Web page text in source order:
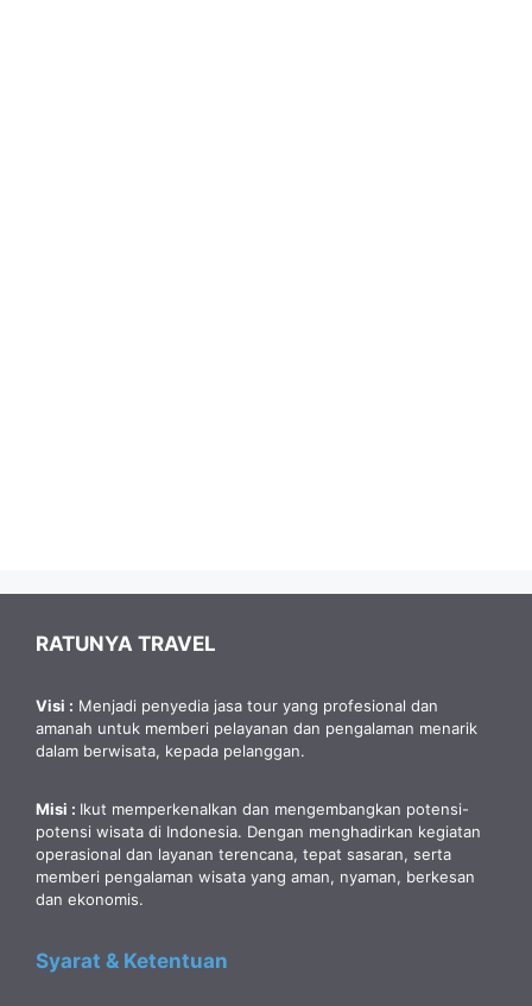
RATUNYA TRAVEL
Visi : Menjadi penyedia jasa tour yang profesional dan
amanah untuk memberi pelayanan dan pengalaman menarik
dalam berwisata, kepada pelanggan.
Misi : Ikut memperkenalkan dan mengembangkan potensi-
potensi wisata di Indonesia. Dengan menghadirkan kegiatan
operasional dan layanan terencana, tepat sasaran, serta
memberi pengalaman wisata yang aman, nyaman, berkesan
dan ekonomis.
Syarat & Ketentuan